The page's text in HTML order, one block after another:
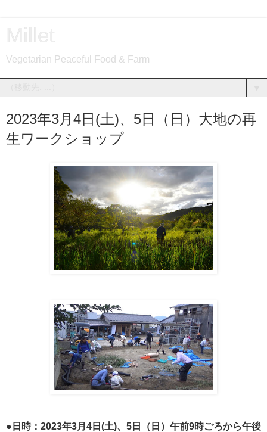
Vegetarian Peaceful Food & Farm
2023年3月4日(土)、5日（日）大地の再
生ワークショップ
●日時：2023年3月4日(土)、5日（日）午前9時ごろから午後